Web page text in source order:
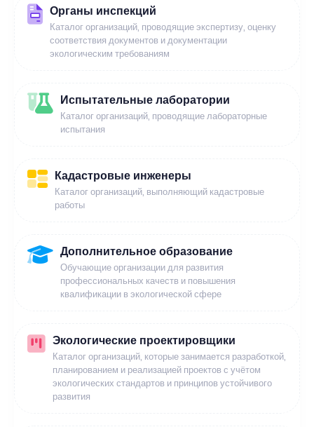
Органы инспекций
Каталог организаций, проводящие экспертизу, оценку
соответствия документов и документации
экологическим требованиям
Испытательные лаборатории
Каталог организаций, проводящие лабораторные
испытания
Кадастровые инженеры
Каталог организаций, выполняющий кадастровые
работы
Дополнительное образование
Обучающие организации для развития
профессиональных качеств и повышения
квалификации в экологической сфере
Экологические проектировщики
Каталог организаций, которые занимается разработкой,
планированием и реализацией проектов с учётом
экологических стандартов и принципов устойчивого
развития